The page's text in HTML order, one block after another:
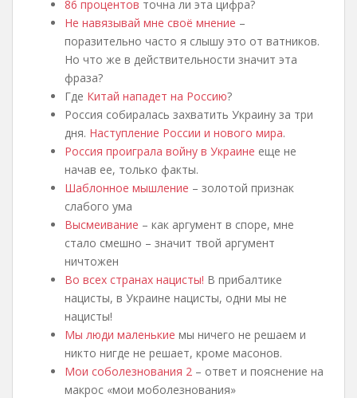
86 процентов точна ли эта цифра?
Не навязывай мне своё мнение –
поразительно часто я слышу это от ватников.
Но что же в действительности значит эта
фраза?
Где Китай нападет на Россию?
Россия собиралась захватить Украину за три
дня. Наступление России и нового мира.
Россия проиграла войну в Украине еще не
начав ее, только факты.
Шаблонное мышление – золотой признак
слабого ума
Высмеивание – как аргумент в споре, мне
стало смешно – значит твой аргумент
ничтожен
Во всех странах нацисты! В прибалтике
нацисты, в Украине нацисты, одни мы не
нацисты!
Мы люди маленькие мы ничего не решаем и
никто нигде не решает, кроме масонов.
Мои соболезнования 2 – ответ и пояснение на
макрос «мои моболезнования»